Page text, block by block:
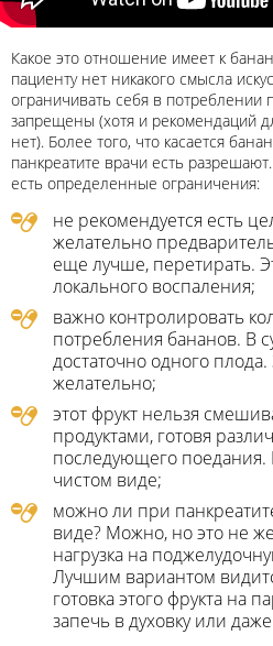
Какое это отношение имеет к
пациенту нет никакого смысла
ограничивать себя в потреблении
запрещены (хотя и рекомендаций
нет). Более того, что касается
панкреатите врачи есть
есть определенные ограничения:
не рекомендуется есть
желательно
еще лучше, перетирать.
локального воспаления;
важно контролировать
потребления бананов. В
достаточно одного
желательно;
этот фрукт нельзя
продуктами, готовя
последующего поедания.
чистом виде;
можно ли при
виде? Можно, но это не
нагрузка на
Лучшим вариантом
готовка этого фрукта на
запечь в духовку или